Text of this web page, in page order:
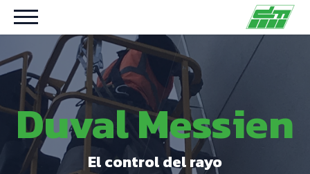
Duval Messien
El control del rayo